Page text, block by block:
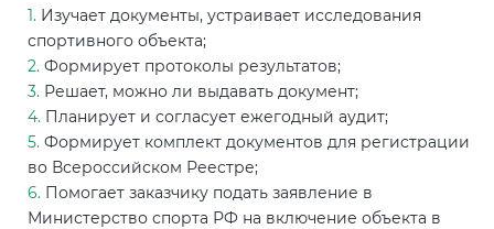
Изучает документы, устраивает исследования
спортивного объекта;
Формирует протоколы результатов;
Решает, можно ли выдавать документ;
Планирует и согласует ежегодный аудит;
Формирует комплект документов для регистрации
во Всероссийском Реестре;
Помогает заказчику подать заявление в
Министерство спорта РФ на включение объекта в